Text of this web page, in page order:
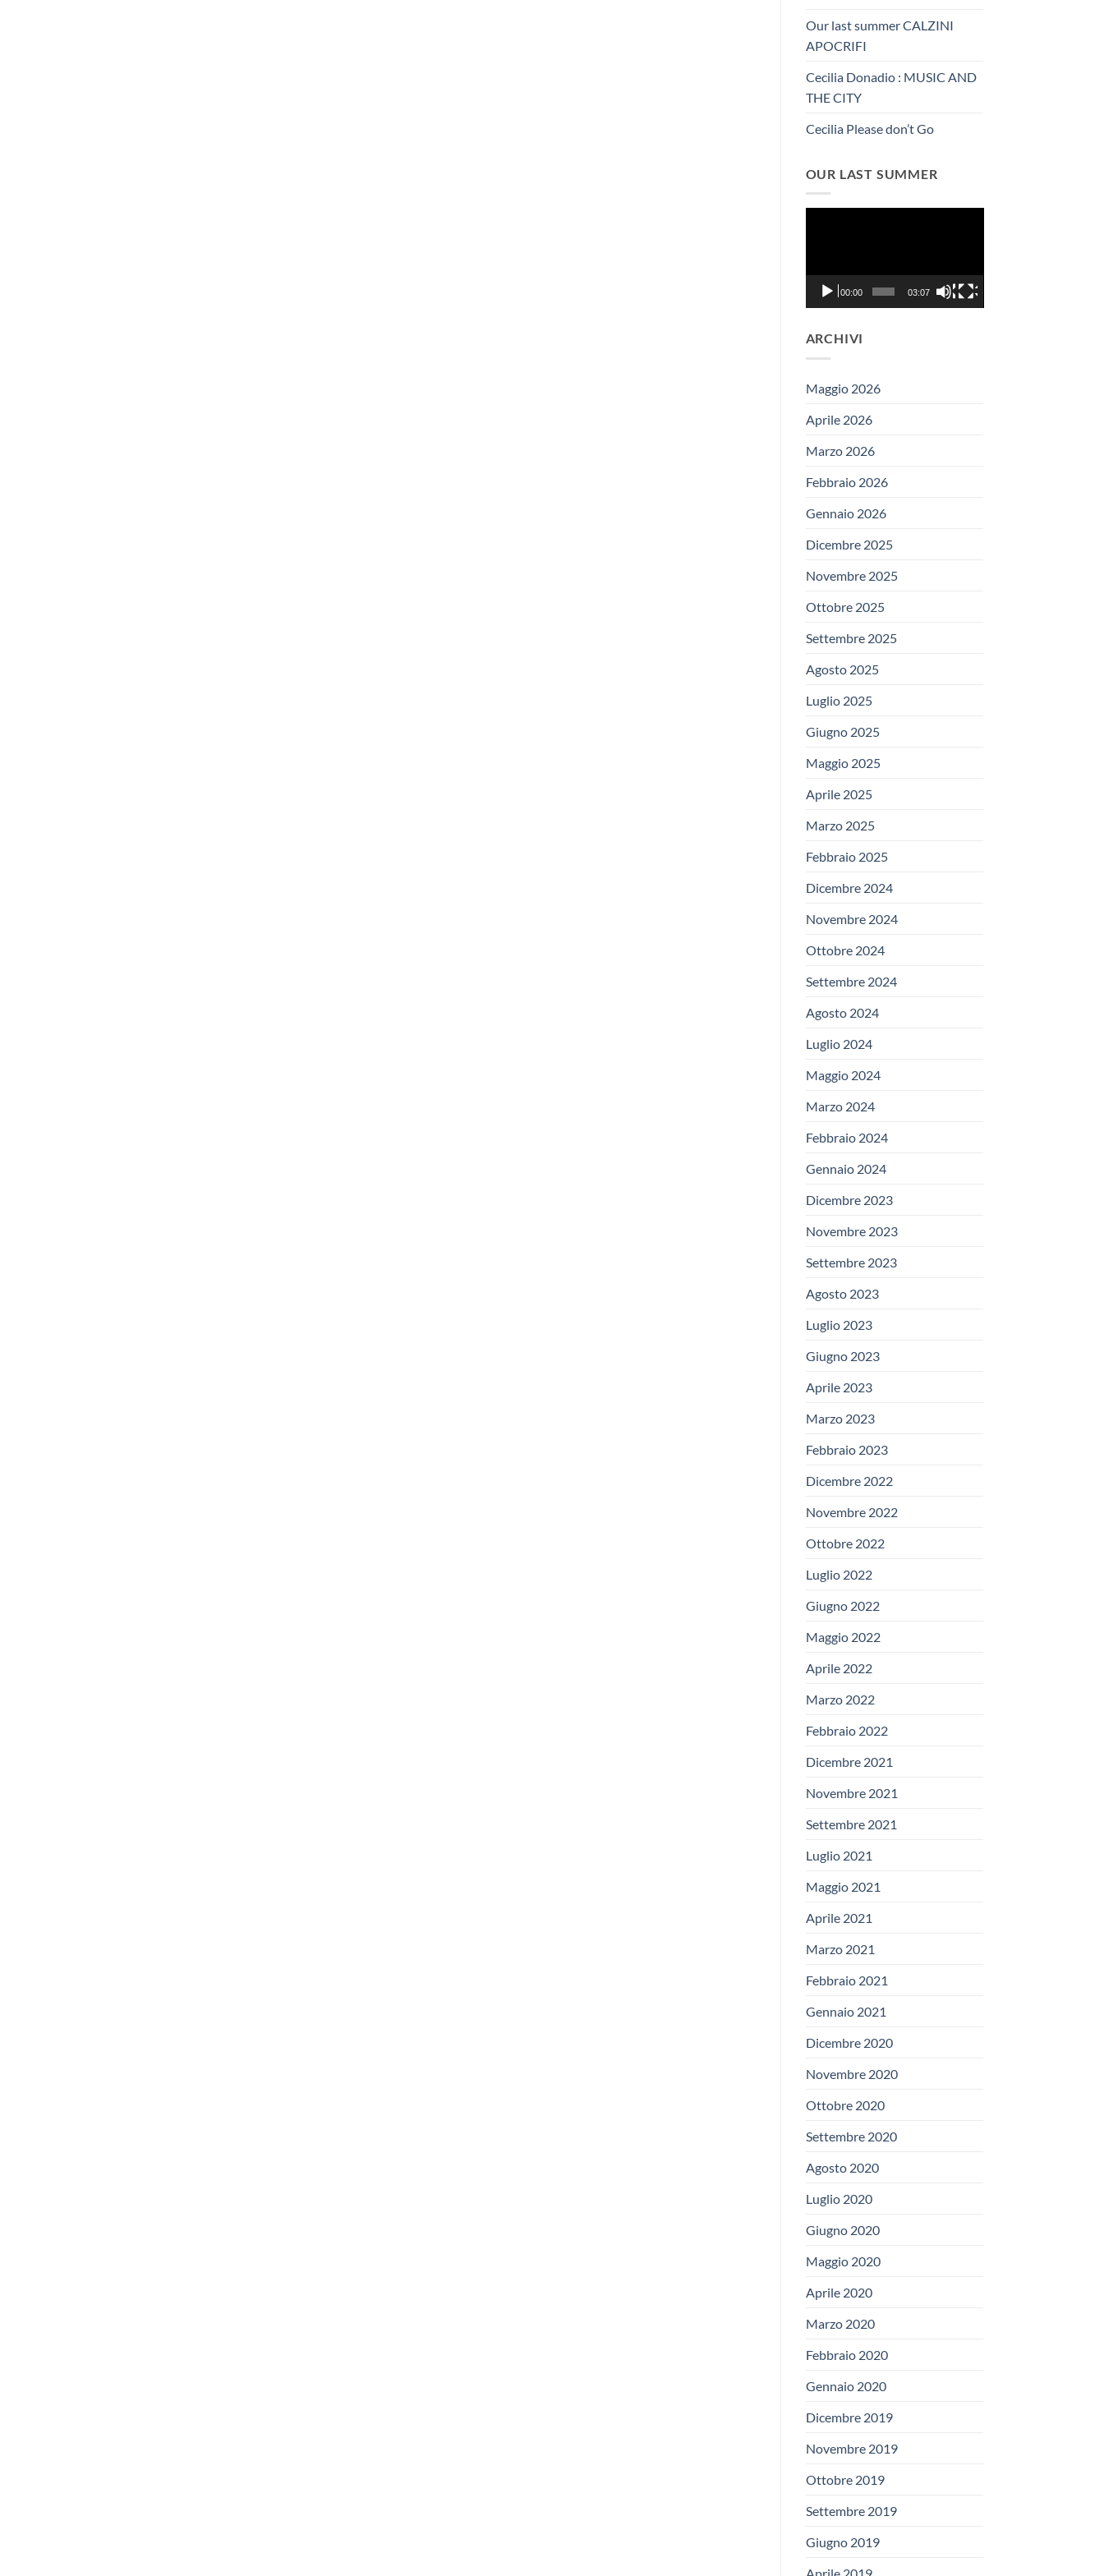
Our last summer CALZINI
APOCRIFI
Cecilia Donadio : MUSIC AND
THE CITY
Cecilia Please don’t Go
OUR LAST SUMMER
00:00 03:07
ARCHIVI
Maggio 2026
Aprile 2026
Marzo 2026
Febbraio 2026
Gennaio 2026
Dicembre 2025
Novembre 2025
Ottobre 2025
Settembre 2025
Agosto 2025
Luglio 2025
Giugno 2025
Maggio 2025
Aprile 2025
Marzo 2025
Febbraio 2025
Dicembre 2024
Novembre 2024
Ottobre 2024
Settembre 2024
Agosto 2024
Luglio 2024
Maggio 2024
Marzo 2024
Febbraio 2024
Gennaio 2024
Dicembre 2023
Novembre 2023
Settembre 2023
Agosto 2023
Luglio 2023
Giugno 2023
Aprile 2023
Marzo 2023
Febbraio 2023
Dicembre 2022
Novembre 2022
Ottobre 2022
Luglio 2022
Giugno 2022
Maggio 2022
Aprile 2022
Marzo 2022
Febbraio 2022
Dicembre 2021
Novembre 2021
Settembre 2021
Luglio 2021
Maggio 2021
Aprile 2021
Marzo 2021
Febbraio 2021
Gennaio 2021
Dicembre 2020
Novembre 2020
Ottobre 2020
Settembre 2020
Agosto 2020
Luglio 2020
Giugno 2020
Maggio 2020
Aprile 2020
Marzo 2020
Febbraio 2020
Gennaio 2020
Dicembre 2019
Novembre 2019
Ottobre 2019
Settembre 2019
Giugno 2019
Aprile 2019